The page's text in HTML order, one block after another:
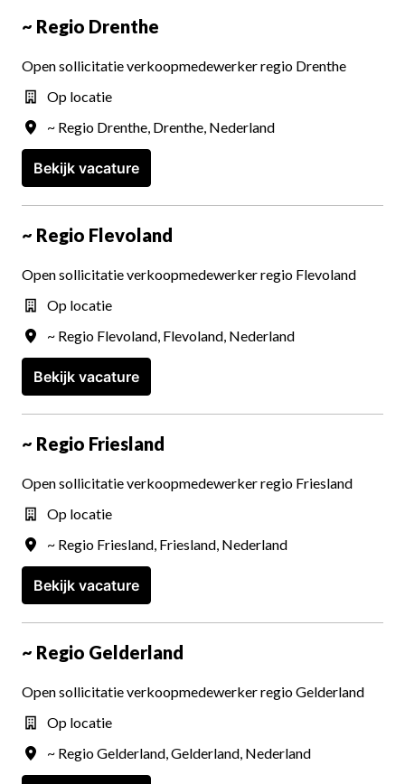
~ Regio Drenthe
Open sollicitatie verkoopmedewerker regio Drenthe
Op locatie
~ Regio Drenthe, Drenthe, Nederland
Bekijk vacature
~ Regio Flevoland
Open sollicitatie verkoopmedewerker regio Flevoland
Op locatie
~ Regio Flevoland, Flevoland, Nederland
Bekijk vacature
~ Regio Friesland
Open sollicitatie verkoopmedewerker regio Friesland
Op locatie
~ Regio Friesland, Friesland, Nederland
Bekijk vacature
~ Regio Gelderland
Open sollicitatie verkoopmedewerker regio Gelderland
Op locatie
~ Regio Gelderland,Gelderland, Nederland